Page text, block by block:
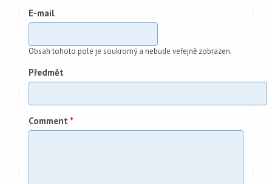
E-mail
Obsah tohoto pole je soukromý a nebude veřejně zobrazen.
Předmět
Comment *